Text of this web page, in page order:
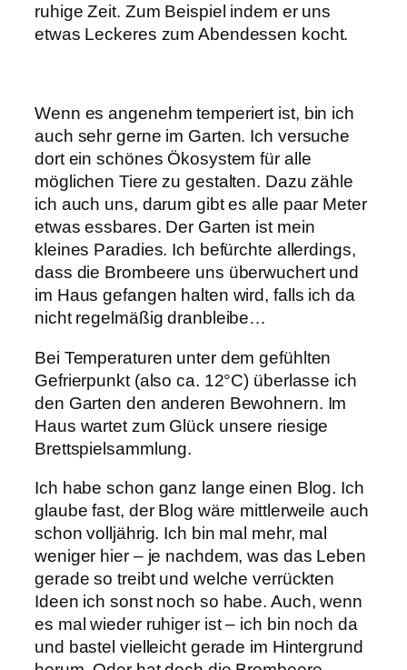
ruhige Zeit. Zum Beispiel indem er uns
etwas Leckeres zum Abendessen kocht.
Wenn es angenehm temperiert ist, bin ich
auch sehr gerne im Garten. Ich versuche
dort ein schönes Ökosystem für alle
möglichen Tiere zu gestalten. Dazu zähle
ich auch uns, darum gibt es alle paar Meter
etwas essbares. Der Garten ist mein
kleines Paradies. Ich befürchte allerdings,
dass die Brombeere uns überwuchert und
im Haus gefangen halten wird, falls ich da
nicht regelmäßig dranbleibe…
Bei Temperaturen unter dem gefühlten
Gefrierpunkt (also ca. 12°C) überlasse ich
den Garten den anderen Bewohnern. Im
Haus wartet zum Glück unsere riesige
Brettspielsammlung.
Ich habe schon ganz lange einen Blog. Ich
glaube fast, der Blog wäre mittlerweile auch
schon volljährig. Ich bin mal mehr, mal
weniger hier – je nachdem, was das Leben
gerade so treibt und welche verrückten
Ideen ich sonst noch so habe. Auch, wenn
es mal wieder ruhiger ist – ich bin noch da
und bastel vielleicht gerade im Hintergrund